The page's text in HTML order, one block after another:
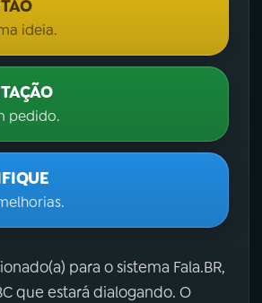
ideia.
pedido.
para o sistema Fala.BR,
que estará dialogando. O